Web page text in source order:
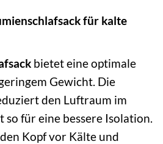
für kalte
bietet eine optimale
Gewicht. Die
den Luftraum im
so für eine bessere Isolation.
Kopf vor Kälte und